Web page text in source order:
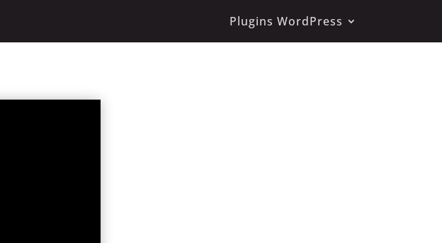
Plugins WordPress